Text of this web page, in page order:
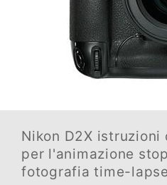
Nikon D2X istruzioni
per l'animazione
fotografia time-